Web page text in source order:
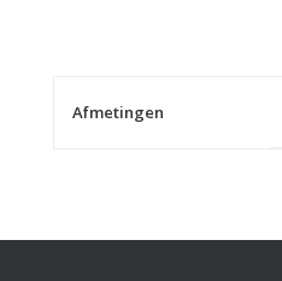
Afmetingen